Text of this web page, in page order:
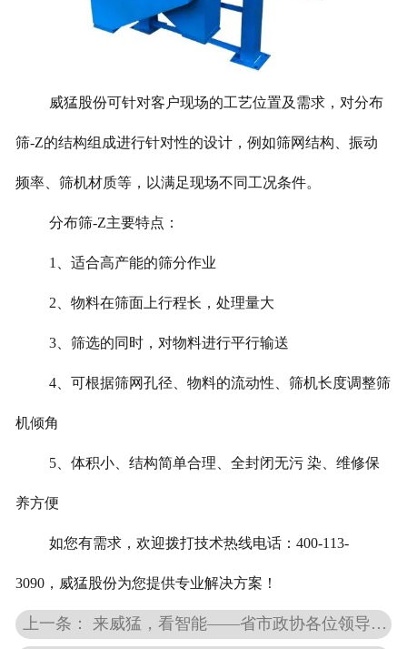
威猛股份可针对客户现场的工艺位置及需求，对分布
筛-Z的结构组成进行针对性的设计，例如筛网结构、振动
频率、筛机材质等，以满足现场不同工况条件。
分布筛-Z主要特点：
1、适合高产能的筛分作业
2、物料在筛面上行程长，处理量大
3、筛选的同时，对物料进行平行输送
4、可根据筛网孔径、物料的流动性、筛机长度调整筛
机倾角
5、体积小、结构简单合理、全封闭无污 染、维修保
养方便
如您有需求，欢迎拨打技术热线电话：400-113-
3090，威猛股份为您提供专业解决方案！
上一条： 来威猛，看智能——省市政协各位领导调研指导篇